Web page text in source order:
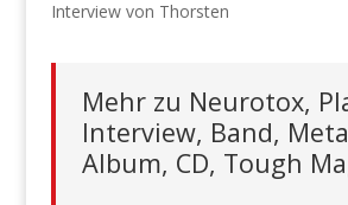
Interview von Thorsten
Mehr zu Neurotox,
Interview, Band,
Album, CD, Tough